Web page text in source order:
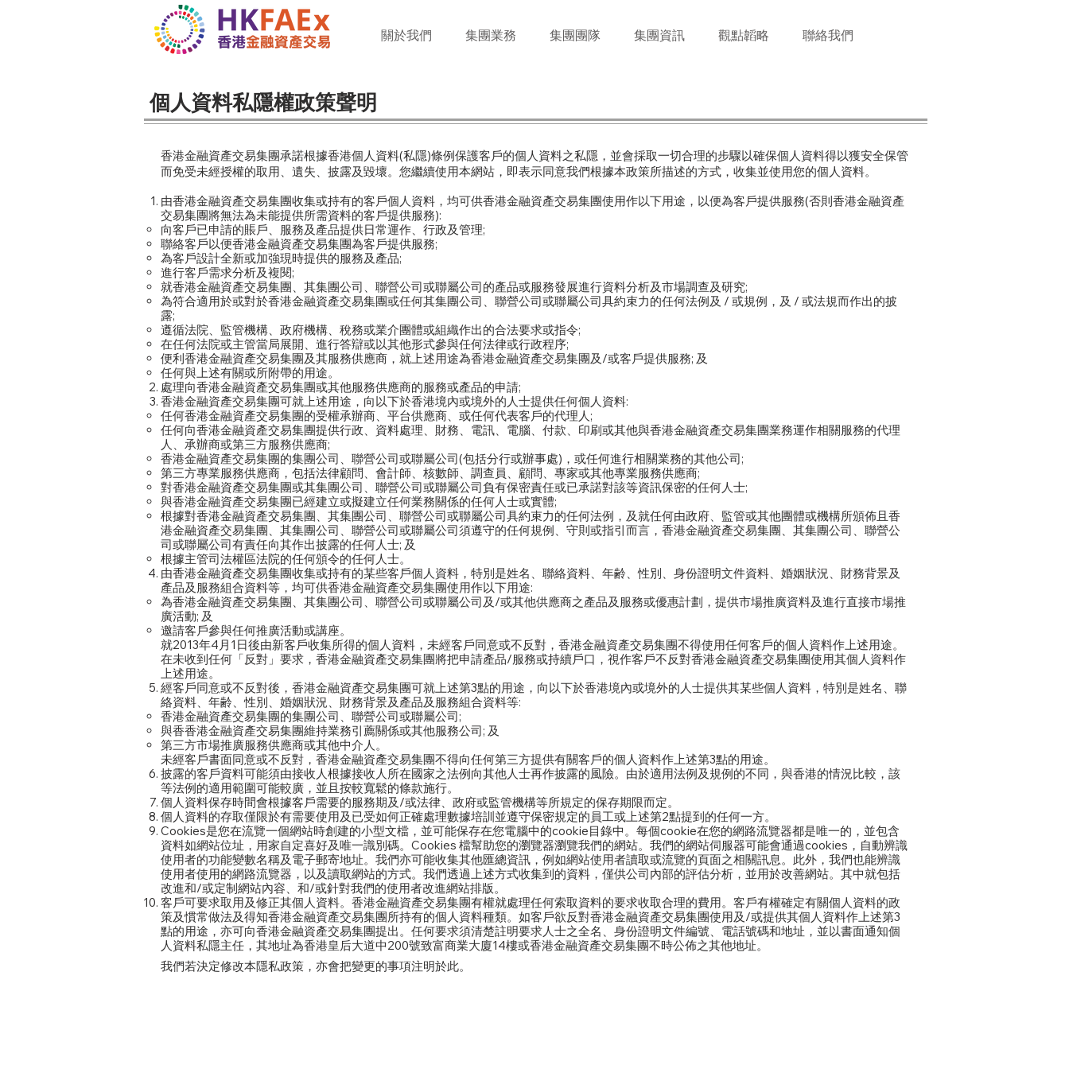
關於我們 集團業務 集團團隊 集團資訊 觀點韜略 聯絡我們
個人資料私隱權政策聲明
香港金融資產交易集團承諾根據香港個人資料(私隱)條例保護客戶的個人資料之私隱，並會採取一切合理的步驟以確保個人資料得以獲安全保管
而免受未經授權的取用、遺失、披露及毀壞。您繼續使用本網站，即表示同意我們根據本政策所描述的方式，收集並使用您的個人資料。
由香港金融資產交易集團收集或持有的客戶個人資料，均可供香港金融資產交易集團使用作以下用途，以便為客戶提供服務(否則香港金融資產
交易集團將無法為未能提供所需資料的客戶提供服務):
向客戶已申請的賬戶、服務及產品提供日常運作、行政及管理;
聯絡客戶以便香港金融資產交易集團為客戶提供服務;
為客戶設計全新或加強現時提供的服務及產品;
進行客戶需求分析及複閱;
就香港金融資產交易集團、其集團公司、聯營公司或聯屬公司的產品或服務發展進行資料分析及市場調查及研究;
為符合適用於或對於香港金融資產交易集團或任何其集團公司、聯營公司或聯屬公司具約束力的任何法例及 / 或規例，及 / 或法規而作出的披
露;
遵循法院、監管機構、政府機構、稅務或業介團體或組織作出的合法要求或指令;
在任何法院或主管當局展開、進行答辯或以其他形式參與任何法律或行政程序;
便利香港金融資產交易集團及其服務供應商，就上述用途為香港金融資產交易集團及/或客戶提供服務; 及
任何與上述有關或所附帶的用途。
處理向香港金融資產交易集團或其他服務供應商的服務或產品的申請;
香港金融資產交易集團可就上述用途，向以下於香港境內或境外的人士提供任何個人資料:
任何香港金融資產交易集團的受權承辦商、平台供應商、或任何代表客戶的代理人;
任何向香港金融資產交易集團提供行政、資料處理、財務、電訊、電腦、付款、印刷或其他與香港金融資產交易集團業務運作相關服務的代理
人、承辦商或第三方服務供應商;
香港金融資產交易集團的集團公司、聯營公司或聯屬公司(包括分行或辦事處)，或任何進行相關業務的其他公司;
第三方專業服務供應商，包括法律顧問、會計師、核數師、調查員、顧問、專家或其他專業服務供應商;
對香港金融資產交易集團或其集團公司、聯營公司或聯屬公司負有保密責任或已承諾對該等資訊保密的任何人士;
與香港金融資產交易集團已經建立或擬建立任何業務關係的任何人士或實體;
根據對香港金融資產交易集團、其集團公司、聯營公司或聯屬公司具約束力的任何法例，及就任何由政府、監管或其他團體或機構所頒佈且香
港金融資產交易集團、其集團公司、聯營公司或聯屬公司須遵守的任何規例、守則或指引而言，香港金融資產交易集團、其集團公司、聯營公
司或聯屬公司有責任向其作出披露的任何人士; 及
根據主管司法權區法院的任何頒令的任何人士。
由香港金融資產交易集團收集或持有的某些客戶個人資料，特別是姓名、聯絡資料、年齢、性別、身份證明文件資料、婚姻狀況、財務背景及
產品及服務組合資料等，均可供香港金融資產交易集團使用作以下用途:
為香港金融資產交易集團、其集團公司、聯營公司或聯屬公司及/或其他供應商之產品及服務或優惠計劃，提供市場推廣資料及進行直接市場推
廣活動; 及
邀請客戶參與任何推廣活動或講座。
就2013年4月1日後由新客戶收集所得的個人資料，未經客戶同意或不反對，香港金融資產交易集團不得使用任何客戶的個人資料作上述用途。
在未收到任何「反對」要求，香港金融資產交易集團將把申請產品/服務或持續戶口，視作客戶不反對香港金融資產交易集團使用其個人資料作
上述用途。
經客戶同意或不反對後，香港金融資產交易集團可就上述第3點的用途，向以下於香港境內或境外的人士提供其某些個人資料，特別是姓名、聯
絡資料、年齢、性別、婚姻狀況、財務背景及產品及服務組合資料等:
香港金融資產交易集團的集團公司、聯營公司或聯屬公司;
與香香港金融資產交易集團維持業務引薦關係或其他服務公司; 及
第三方市場推廣服務供應商或其他中介人。
未經客戶書面同意或不反對，香港金融資產交易集團不得向任何第三方提供有關客戶的個人資料作上述第3點的用途。
披露的客戶資料可能須由接收人根據接收人所在國家之法例向其他人士再作披露的風險。由於適用法例及規例的不同，與香港的情況比較，該
等法例的適用範圍可能較廣，並且按較寬鬆的條款施行。
個人資料保存時間會根據客戶需要的服務期及/或法律、政府或監管機構等所規定的保存期限而定。
個人資料的存取僅限於有需要使用及已受如何正確處理數據培訓並遵守保密規定的員工或上述第2點提到的任何一方。
Cookies是您在流覽一個網站時創建的小型文檔，並可能保存在您電腦中的cookie目錄中。每個cookie在您的網路流覽器都是唯一的，並包含
資料如網站位址，用家自定喜好及唯一識別碼。Cookies 檔幫助您的瀏覽器瀏覽我們的網站。我們的網站伺服器可能會通過cookies，自動辨識
使用者的功能變數名稱及電子郵寄地址。我們亦可能收集其他匯總資訊，例如網站使用者讀取或流覽的頁面之相關訊息。此外，我們也能辨識
使用者使用的網路流覽器，以及讀取網站的方式。我們透過上述方式收集到的資料，僅供公司內部的評估分析，並用於改善網站。其中就包括
改進和/或定制網站內容、和/或針對我們的使用者改進網站排版。
客戶可要求取用及修正其個人資料。香港金融資產交易集團有權就處理任何索取資料的要求收取合理的費用。客戶有權確定有關個人資料的政
策及慣常做法及得知香港金融資產交易集團所持有的個人資料種類。如客戶欲反對香港金融資產交易集團使用及/或提供其個人資料作上述第3
點的用途，亦可向香港金融資產交易集團提出。任何要求須清楚註明要求人士之全名、身份證明文件編號、電話號碼和地址，並以書面通知個
人資料私隱主任，其地址為香港皇后大道中200號致富商業大廈14樓或香港金融資產交易集團不時公佈之其他地址。
我們若決定修改本隱私政策，亦會把變更的事項注明於此。